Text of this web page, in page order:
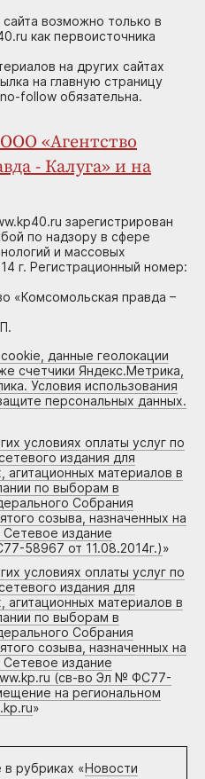
возможно только в
как первоисточника
на других сайтах
на главную страницу
follow обязательна.
«Агентство
- Калуга» и на
зарегистрирован
по надзору в сфере
и массовых
г. Регистрационный номер:
«Комсомольская правда –
данные геолокации
счетчики Яндекс.Метрика,
Условия использования
персональных данных.
условиях оплаты услуг по
издания для
материалов в
по выборам в
Собрания
созыва, назначенных на
Сетевое издание
58967 от 11.08.2014г.)»
условиях оплаты услуг по
издания для
материалов в
по выборам в
Собрания
созыва, назначенных на
Сетевое издание
(св-во Эл № ФС77-
на региональном
»
рубриках «Новости